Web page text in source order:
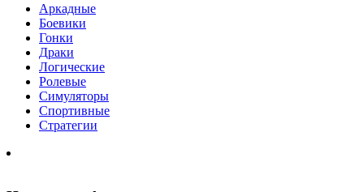
Аркадные
Боевики
Гонки
Драки
Логические
Ролевые
Симуляторы
Спортивные
Стратегии